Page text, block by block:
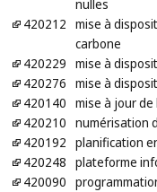
nulles
420212 mise à
carbone
420229 mise à
420276 mise à
420140 mise à jour de
420210 numérisation
420192 planification
420248 plateforme
420090